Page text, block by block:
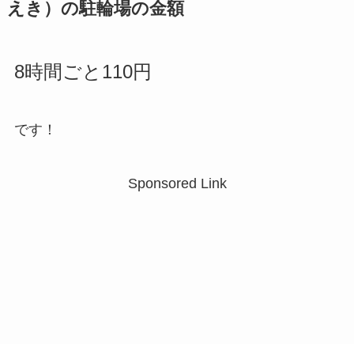
えき）の駐輪場の金額
8時間ごと110円
です！
Sponsored Link